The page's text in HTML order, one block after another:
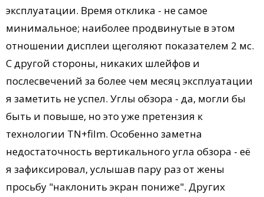
эксплуатации. Время отклика - не самое
минимальное; наиболее продвинутые в этом
отношении дисплеи щеголяют показателем 2 мс.
С другой стороны, никаких шлейфов и
послесвечений за более чем месяц эксплуатации
я заметить не успел. Углы обзора - да, могли бы
быть и повыше, но это уже претензия к
технологии TN+film. Особенно заметна
недостаточность вертикального угла обзора - её
я зафиксировал, услышав пару раз от жены
просьбу "наклонить экран пониже". Других